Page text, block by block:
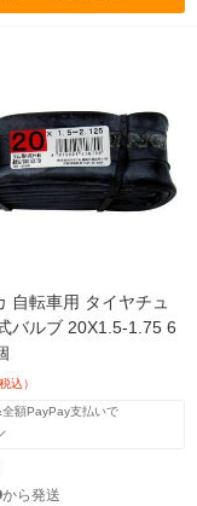
自転車用 タイヤチュ
バルブ 20X1.5‐1.75 6
込）
全額PayPay支払いで
から発送